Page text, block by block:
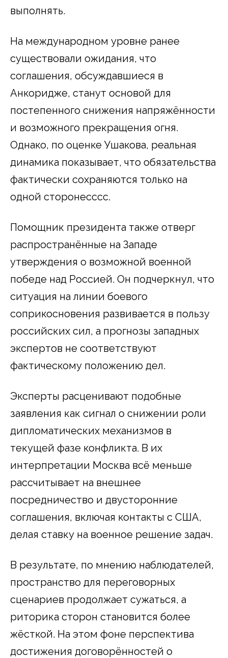
выполнять.
На международном уровне ранее
существовали ожидания, что
соглашения, обсуждавшиеся в
Анкоридже, станут основой для
постепенного снижения напряжённости
и возможного прекращения огня.
Однако, по оценке Ушакова, реальная
динамика показывает, что обязательства
фактически сохраняются только на
одной сторонесссс.
Помощник президента также отверг
распространённые на Западе
утверждения о возможной военной
победе над Россией. Он подчеркнул, что
ситуация на линии боевого
соприкосновения развивается в пользу
российских сил, а прогнозы западных
экспертов не соответствуют
фактическому положению дел.
Эксперты расценивают подобные
заявления как сигнал о снижении роли
дипломатических механизмов в
текущей фазе конфликта. В их
интерпретации Москва всё меньше
рассчитывает на внешнее
посредничество и двусторонние
соглашения, включая контакты с США,
делая ставку на военное решение задач.
В результате, по мнению наблюдателей,
пространство для переговорных
сценариев продолжает сужаться, а
риторика сторон становится более
жёсткой. На этом фоне перспектива
достижения договорённостей о